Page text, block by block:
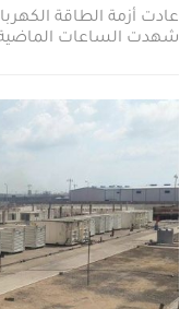
​عادت أزمة الطاقة
شهدت الساعات